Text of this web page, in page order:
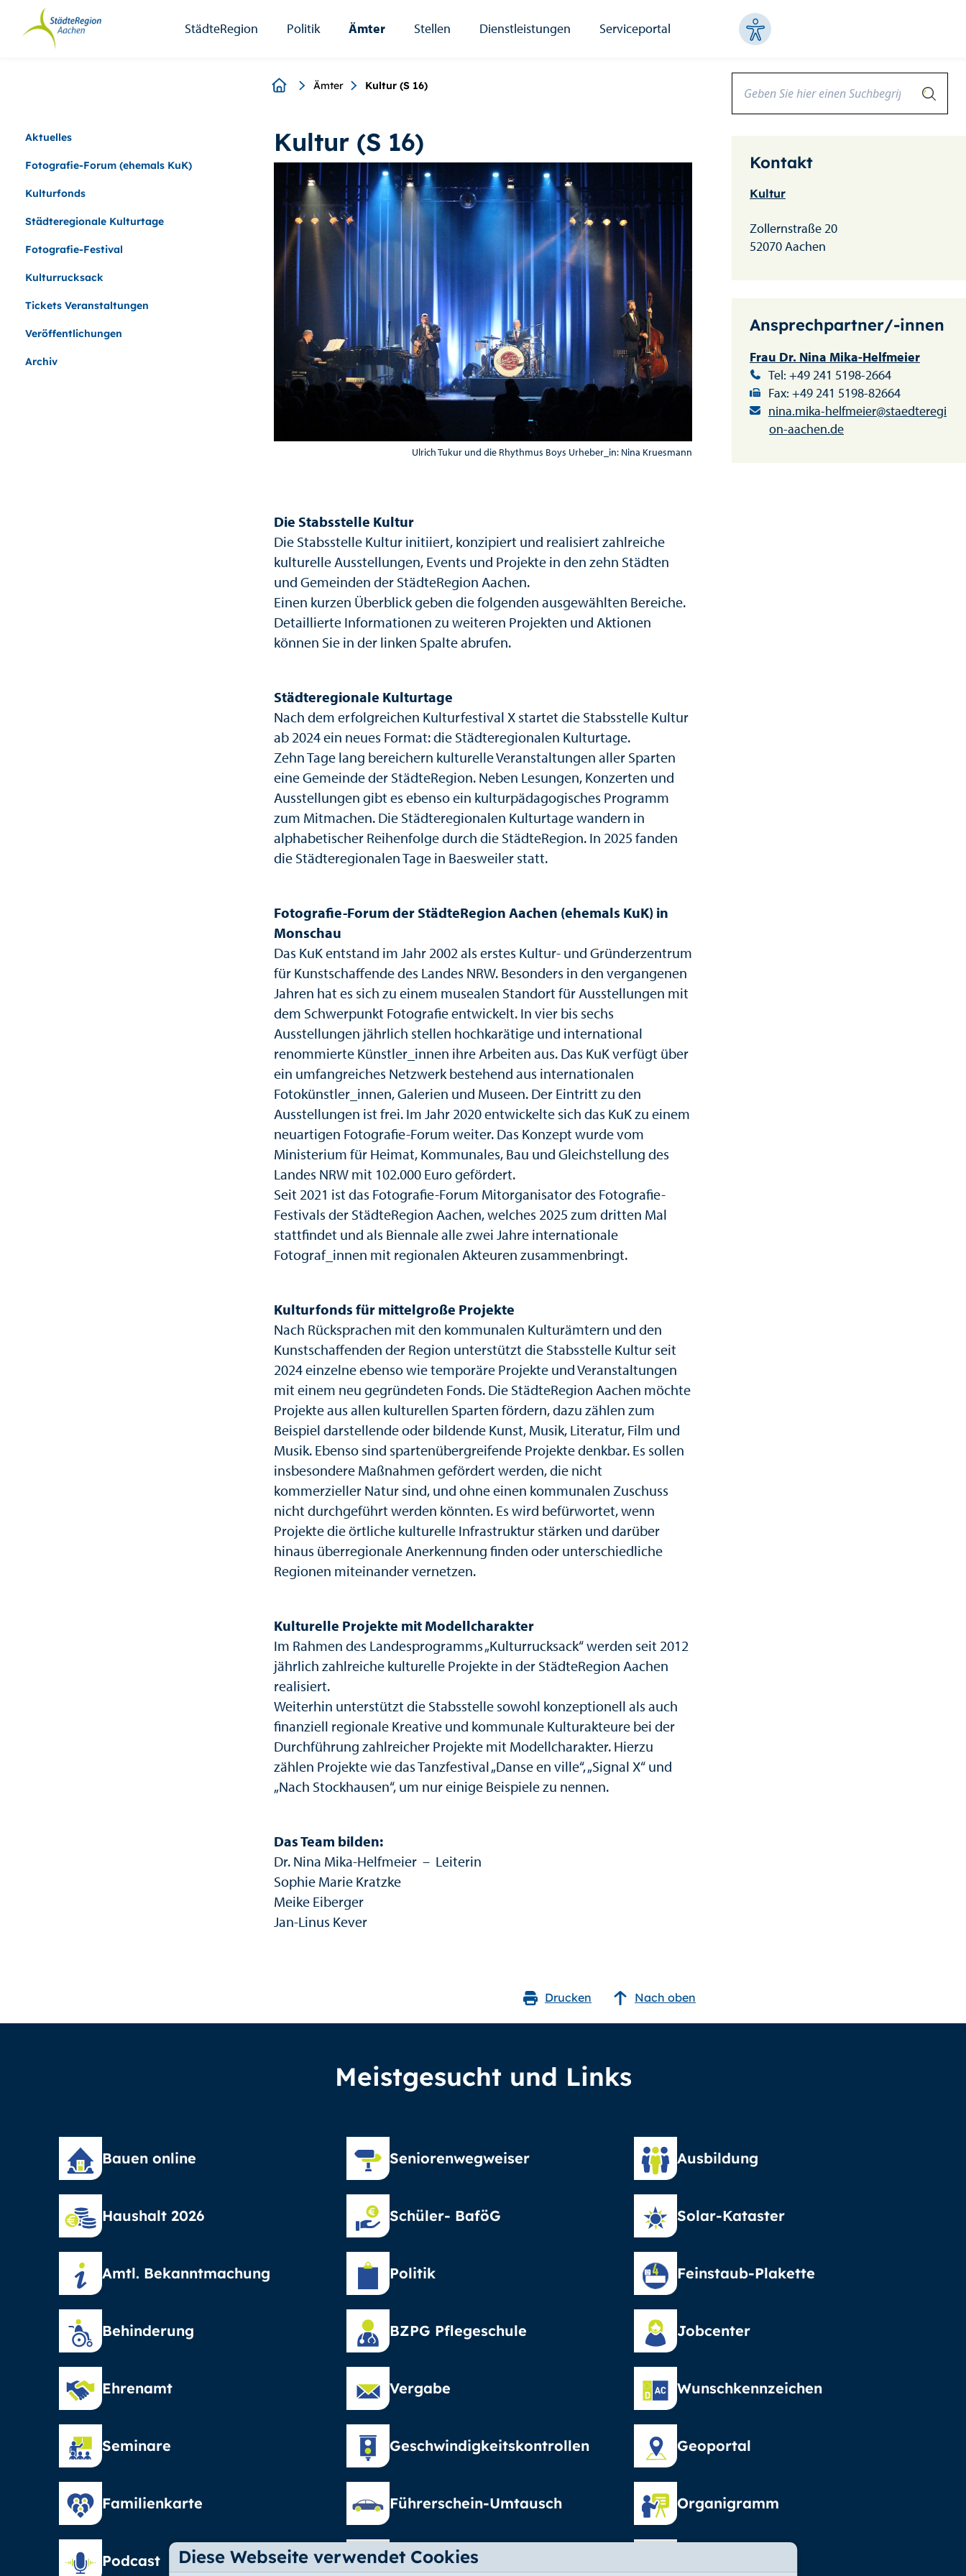
Diese Webseite verwendet Cookies
Seiteninhalt.
Hauptnavigation.
StädteRegion
StädteRegion Politik Ämter Stellen Dienstleistungen Serviceportal
Breadcrumb
Ämter Kultur (S 16)
Aktuelles
Fotografie-Forum (ehemals KuK)
Kulturfonds
Städteregionale Kulturtage
Fotografie-Festival
Kulturrucksack
Tickets Veranstaltungen
Veröffentlichungen
Archiv
Kultur (S 16)
Ulrich Tukur und die Rhythmus Boys Urheber_in: Nina Kruesmann
Die Stabsstelle Kultur
Die Stabsstelle Kultur initiiert, konzipiert und realisiert zahlreiche
kulturelle Ausstellungen, Events und Projekte in den zehn Städten
und Gemeinden der StädteRegion Aachen.
Einen kurzen Überblick geben die folgenden ausgewählten Bereiche.
Detaillierte Informationen zu weiteren Projekten und Aktionen
können Sie in der linken Spalte abrufen.
Städteregionale Kulturtage
Nach dem erfolgreichen Kulturfestival X startet die Stabsstelle Kultur
ab 2024 ein neues Format: die Städteregionalen Kulturtage.
Zehn Tage lang bereichern kulturelle Veranstaltungen aller Sparten
eine Gemeinde der StädteRegion. Neben Lesungen, Konzerten und
Ausstellungen gibt es ebenso ein kulturpädagogisches Programm
zum Mitmachen. Die Städteregionalen Kulturtage wandern in
alphabetischer Reihenfolge durch die StädteRegion. In 2025 fanden
die Städteregionalen Tage in Baesweiler statt.
Fotografie-Forum der StädteRegion Aachen (ehemals KuK) in
Monschau
Das KuK entstand im Jahr 2002 als erstes Kultur- und Gründerzentrum
für Kunstschaffende des Landes NRW. Besonders in den vergangenen
Jahren hat es sich zu einem musealen Standort für Ausstellungen mit
dem Schwerpunkt Fotografie entwickelt. In vier bis sechs
Ausstellungen jährlich stellen hochkarätige und international
renommierte Künstler_innen ihre Arbeiten aus. Das KuK verfügt über
ein umfangreiches Netzwerk bestehend aus internationalen
Fotokünstler_innen, Galerien und Museen. Der Eintritt zu den
Ausstellungen ist frei. Im Jahr 2020 entwickelte sich das KuK zu einem
neuartigen Fotografie-Forum weiter. Das Konzept wurde vom
Ministerium für Heimat, Kommunales, Bau und Gleichstellung des
Landes NRW mit 102.000 Euro gefördert.
Seit 2021 ist das Fotografie-Forum Mitorganisator des Fotografie-
Festivals der StädteRegion Aachen, welches 2025 zum dritten Mal
stattfindet und als Biennale alle zwei Jahre internationale
Fotograf_innen mit regionalen Akteuren zusammenbringt.
Kulturfonds für mittelgroße Projekte
Nach Rücksprachen mit den kommunalen Kulturämtern und den
Kunstschaffenden der Region unterstützt die Stabsstelle Kultur seit
2024 einzelne ebenso wie temporäre Projekte und Veranstaltungen
mit einem neu gegründeten Fonds. Die StädteRegion Aachen möchte
Projekte aus allen kulturellen Sparten fördern, dazu zählen zum
Beispiel darstellende oder bildende Kunst, Musik, Literatur, Film und
Musik. Ebenso sind spartenübergreifende Projekte denkbar. Es sollen
insbesondere Maßnahmen gefördert werden, die nicht
kommerzieller Natur sind, und ohne einen kommunalen Zuschuss
nicht durchgeführt werden könnten. Es wird befürwortet, wenn
Projekte die örtliche kulturelle Infrastruktur stärken und darüber
hinaus überregionale Anerkennung finden oder unterschiedliche
Regionen miteinander vernetzen.
Kulturelle Projekte mit Modellcharakter
Im Rahmen des Landesprogramms „Kulturrucksack“ werden seit 2012
jährlich zahlreiche kulturelle Projekte in der StädteRegion Aachen
realisiert.
Weiterhin unterstützt die Stabsstelle sowohl konzeptionell als auch
finanziell regionale Kreative und kommunale Kulturakteure bei der
Durchführung zahlreicher Projekte mit Modellcharakter. Hierzu
zählen Projekte wie das Tanzfestival „Danse en ville“, „Signal X“ und
„Nach Stockhausen“, um nur einige Beispiele zu nennen.
Das Team bilden:
Dr. Nina Mika-Helfmeier – Leiterin
Sophie Marie Kratzke
Meike Eiberger
Jan-Linus Kever
Nach oben
Drucken
Kontakt
Kultur
Zollernstraße 20
52070 Aachen
Ansprechpartner/-innen
Frau Dr. Nina Mika-Helfmeier
Tel: +49 241 5198-2664
Fax: +49 241 5198-82664
nina.mika-helfmeier@staedteregi
on-aachen.de
Meistgesucht und Links
Bauen online Seniorenwegweiser Ausbildung
Haushalt 2026 Schüler- BaföG Solar-Kataster
Amtl. Bekanntmachung Politik Feinstaub-Plakette
Behinderung BZPG Pflegeschule Jobcenter
Ehrenamt Vergabe Wunschkennzeichen
Seminare Geschwindigkeitskontrollen Geoportal
Familienkarte Führerschein-Umtausch Organigramm
Podcast Elterngeld